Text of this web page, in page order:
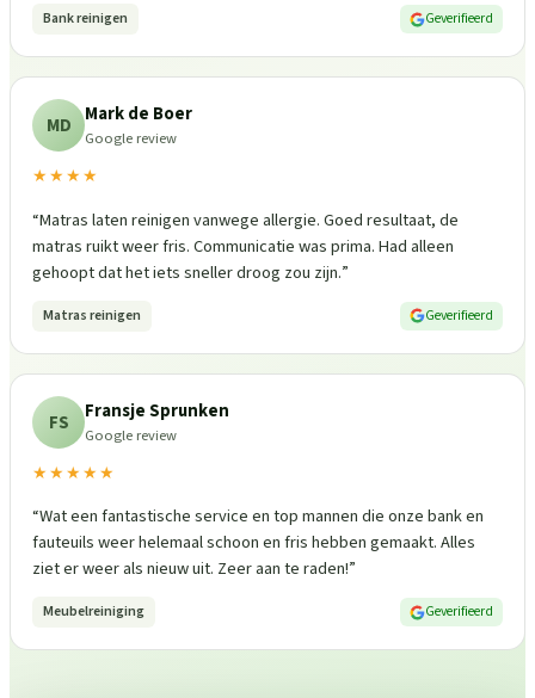
Bank reinigen Geverifieerd
MD Mark de Boer
Google review
★★★★
“Matras laten reinigen vanwege allergie. Goed resultaat, de
matras ruikt weer fris. Communicatie was prima. Had alleen
gehoopt dat het iets sneller droog zou zijn.”
Matras reinigen Geverifieerd
FS Fransje Sprunken
Google review
★★★★★
“Wat een fantastische service en top mannen die onze bank en
fauteuils weer helemaal schoon en fris hebben gemaakt. Alles
ziet er weer als nieuw uit. Zeer aan te raden!”
Meubelreiniging Geverifieerd